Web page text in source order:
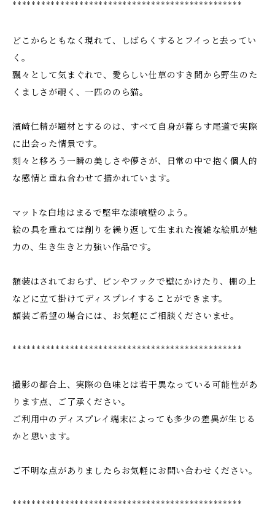
************************************************
どこからともなく現れて、しばらくするとフイっと去ってい
く。
飄々として気まぐれで、愛らしい仕草のすき間から野生のた
くましさが覗く、一匹ののら猫。
濱崎仁精が題材とするのは、すべて自身が暮らす尾道で実際
に出会った情景です。
刻々と移ろう一瞬の美しさや儚さが、日常の中で抱く個人的
な感情と重ね合わせて描かれています。
マットな白地はまるで堅牢な漆喰壁のよう。
絵の具を重ねては削りを繰り返して生まれた複雑な絵肌が魅
力の、生き生きと力強い作品です。
額装はされておらず、ピンやフックで壁にかけたり、棚の上
などに立て掛けてディスプレイすることができます。
額装ご希望の場合には、お気軽にご相談くださいませ。
************************************************
撮影の都合上、実際の色味とは若干異なっている可能性があ
ります点、ご了承ください。
ご利用中のディスプレイ端末によっても多少の差異が生じる
かと思います。
ご不明な点がありましたらお気軽にお問い合わせください。
************************************************